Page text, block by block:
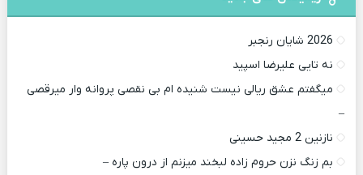
2026 شایان رنجبر
نه تایی علیرضا اسپید
میگفتم عشق ریالی نیست شنیده ام بی نقصی پروانه وار میرقصی
–
نازنین 2 مجید حسینی
بم زنگ نزن حروم زاده لبخند میزنم از درون پاره –